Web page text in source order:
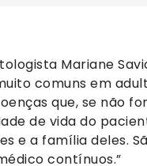
Mariane
comuns em
que, se não
de vida do
e a família deles.
contínuos.”